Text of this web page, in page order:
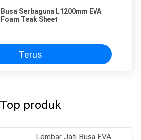
Busa Serbaguna L1200mm EVA
Foam Teak Sheet
Terus
Top produk
Lembar Jati Busa EVA